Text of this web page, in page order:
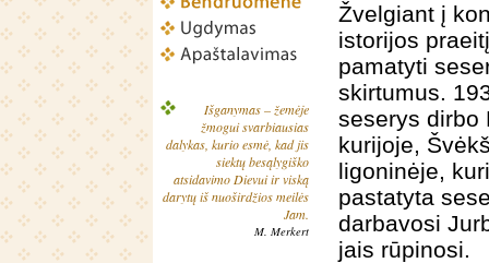
Išganymas – žemėje
žmogui svarbiausias
dalykas, kurio esmė, kad jis
siektų besąlygiško
atsidavimo Dievui ir viską
darytų iš nuoširdžios meilės
Jam.
M. Merkert
Žvelgiant į
istorijos
pamatyti
skirtumus.
seserys dirbo
kurijoje,
ligoninėje,
pastatyta
darbavosi
jais rūpinosi.